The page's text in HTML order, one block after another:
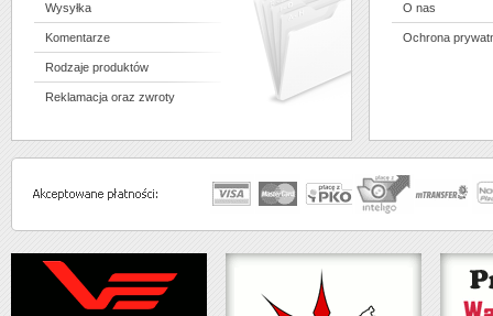
Wysyłka
Komentarze
Rodzaje produktów
Reklamacja oraz zwroty
O nas
Ochrona